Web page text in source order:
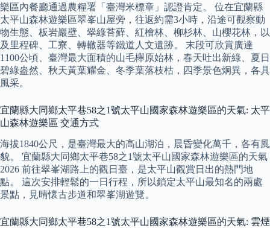
樂區內餐廳通過農糧署「臺灣米標章」認證肯定。 位在宜蘭縣
太平山森林遊樂區翠峯山屋旁，往返約需3小時，沿途可觀察動
物生態、板岩巖壁、翠綠苔蘚、紅檜林、柳杉林、山櫻花林，以
及里程碑、工寮、轉轍器等鐵道人文遺跡。 末段可欣賞廣達
1100公頃、臺灣最大面積的山毛櫸原始林，春天吐出新綠、夏日
碧綠盎然、秋天黃葉耀金、冬季葉落枝枯，四季景色炯異，各具
風采。
宜蘭縣大同鄉太平巷58之1號太平山國家森林遊樂區的天氣: 太平
山森林遊樂區 交通方式
海拔1840公尺，是臺灣最大的高山湖泊，晨昏變化萬千，各有風
貌。 宜蘭縣大同鄉太平巷58之1號太平山國家森林遊樂區的天氣
2026 前往翠峯湖路上的觀日臺，是太平山觀賞日出的熱門地
點。 這次安排輕鬆的一日行程，所以鎖定太平山最知名的兩處
景點，見晴懷古步道和翠峯湖遊覽。
宜蘭縣大同鄉太平巷58之1號太平山國家森林遊樂區的天氣: 雲煙